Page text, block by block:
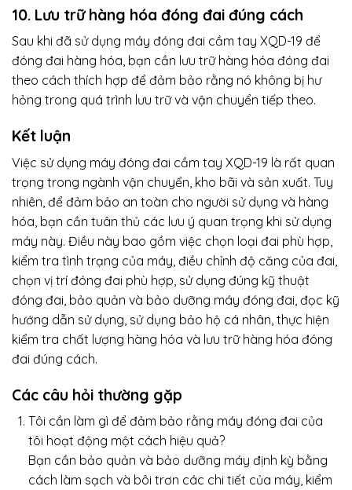
10. Lưu trữ hàng hóa đóng đai đúng cách
Sau khi đã sử dụng máy đóng đai cầm tay XQD-19 để
đóng đai hàng hóa, bạn cần lưu trữ hàng hóa đóng đai
theo cách thích hợp để đảm bảo rằng nó không bị hư
hỏng trong quá trình lưu trữ và vận chuyển tiếp theo.
Kết luận
Việc sử dụng máy đóng đai cầm tay XQD-19 là rất quan
trọng trong ngành vận chuyển, kho bãi và sản xuất. Tuy
nhiên, để đảm bảo an toàn cho người sử dụng và hàng
hóa, bạn cần tuân thủ các lưu ý quan trọng khi sử dụng
máy này. Điều này bao gồm việc chọn loại đai phù hợp,
kiểm tra tình trạng của máy, điều chỉnh độ căng của đai,
chọn vị trí đóng đai phù hợp, sử dụng đúng kỹ thuật
đóng đai, bảo quản và bảo dưỡng máy đóng đai, đọc kỹ
hướng dẫn sử dụng, sử dụng bảo hộ cá nhân, thực hiện
kiểm tra chất lượng hàng hóa và lưu trữ hàng hóa đóng
đai đúng cách.
Các câu hỏi thường gặp
Tôi cần làm gì để đảm bảo rằng máy đóng đai của
tôi hoạt động một cách hiệu quả?
Bạn cần bảo quản và bảo dưỡng máy định kỳ bằng
cách làm sạch và bôi trơn các chi tiết của máy, kiểm